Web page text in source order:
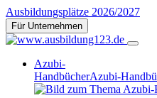
Ausbildungsplätze 2026/2027
Für Unternehmen
Azubi-
HandbücherAzubi-